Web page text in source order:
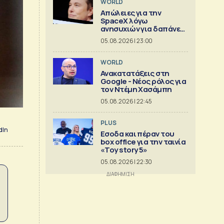
WORLD
Απώλειες για την
SpaceX λόγω
ανησυχιών για δαπάνες
ΑΙ
05.08.2026 | 23:00
WORLD
Ανακατατάξεις στη
Google - Νέος ρόλος για
τον Ντέμη Χασάμπη
05.08.2026 | 22:45
PLUS
Εσοδα και πέραν του
box office για την ταινία
«Toy story 5»
05.08.2026 | 22:30